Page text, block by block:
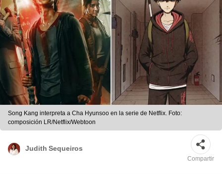
Song Kang interpreta a Cha Hyunsoo en la serie de Netflix. Foto:
composición LR/Netflix/Webtoon
Judith Sequeiros
Compartir